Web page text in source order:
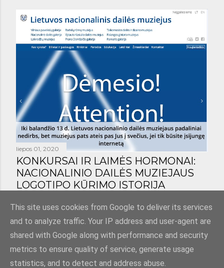
liepos 01, 2020
KONKURSAI IR LAIMĖS HORMONAI:
NACIONALINIO DAILĖS MUZIEJAUS
LOGOTIPO KŪRIMO ISTORIJA
Teikia „Blogger“
This site uses cookies from Google to deliver its services
and to analyze traffic. Your IP address and user-agent are
shared with Google along with performance and security
metrics to ensure quality of service, generate usage
statistics, and to detect and address abuse.